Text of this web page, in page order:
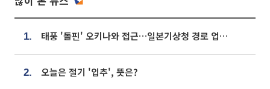
1. 태풍 '돌핀' 오키나와 접근…일본기상청 경로 업데이트
2. 오늘은 절기 '입추', 뜻은?